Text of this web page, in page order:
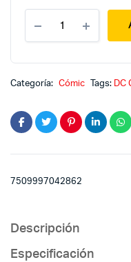
quantity
Categoría: Cómic Tags: DC
7509997042862
Descripción
Especificación